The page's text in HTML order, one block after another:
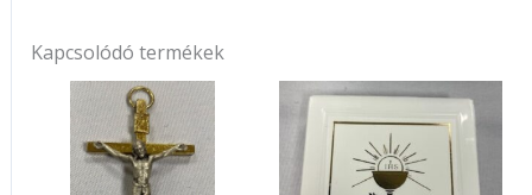
Kapcsolódó termékek